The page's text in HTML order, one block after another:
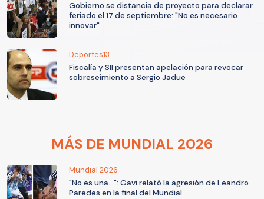
Gobierno se distancia de proyecto para declarar
feriado el 17 de septiembre: "No es necesario
innovar"
Deportes13
Fiscalía y SII presentan apelación para revocar
sobreseimiento a Sergio Jadue
MÁS DE MUNDIAL 2026
Mundial 2026
"No es una...": Gavi relató la agresión de Leandro
Paredes en la final del Mundial